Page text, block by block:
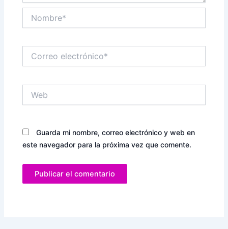
electrónico*
Guarda mi nombre, correo electrónico y web en
este navegador para la próxima vez que comente.